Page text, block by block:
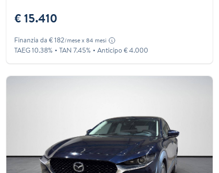
€ 15.410
Finanzia da € 182/mese x 84 mesi
TAEG 10.38% TAN 7.45% Anticipo € 4.000